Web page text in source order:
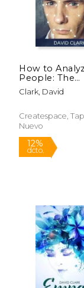
12%
dcto.
How to
People: The
Complete
Body
Human
and Speed
Clark, David
Createspace,
Nuevo